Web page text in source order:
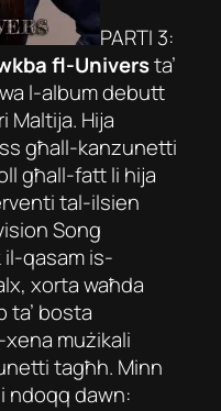
PARTI 3:
fl-Universta’
l-album debutt
Maltija. Hija
għall-kanzunetti
għall-fatt li hija
tal-ilsien
Song
il-qasam is-
xorta waħda
ta’ bosta
mużikali
tagħh. Minn
ndoqq dawn: